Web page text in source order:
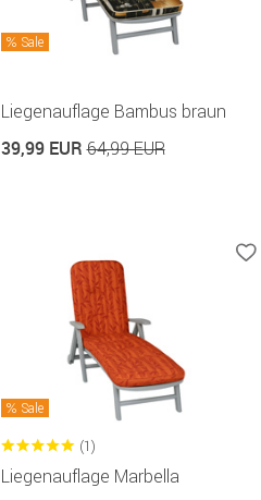
Sale
Liegenauflage Bambus braun
39,99 EUR64,99 EUR
Sale
(1)
Liegenauflage Marbella